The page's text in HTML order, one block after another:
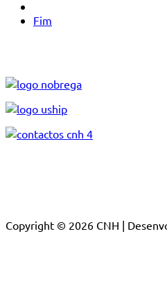
Fim
Copyright © 2026 CNH |